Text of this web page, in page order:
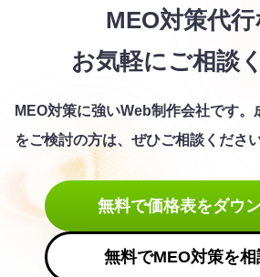
MEO対策代行
お気軽にご相談
MEO対策に強いWeb制作会社です。
をご検討の方は、ぜひご相談ください
無料で価格表をダウ
無料でMEO対策を相